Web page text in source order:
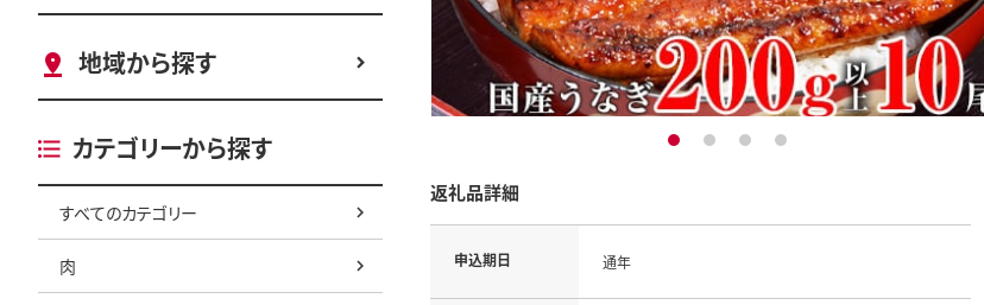
地域から探す
カテゴリーから探す
すべてのカテゴリー
肉
1 2 3 4
返礼品詳細
申込期日 通年